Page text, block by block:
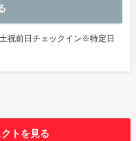
祝前日チェックイン※特定日
トを見る